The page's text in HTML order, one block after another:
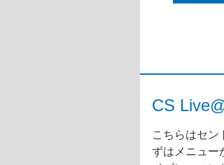
CS
こちらはセン
ずはメニュー